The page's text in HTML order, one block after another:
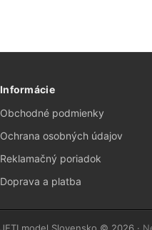
Informácie
Obchodné podmienky
Ochrana osobných údajov
Reklamačný poriadok
Doprava a platba